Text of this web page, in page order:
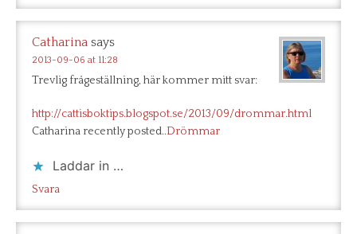
Catharina says
2013-09-06 at 11:28
Trevlig frågeställning, här kommer mitt svar:
http://cattisboktips.blogspot.se/2013/09/drommar.html
Catharina recently posted..Drömmar
Laddar in …
Svara